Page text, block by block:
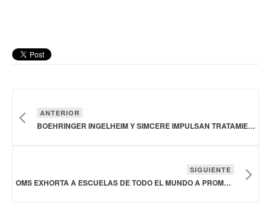
ANTERIOR
BOEHRINGER INGELHEIM Y SIMCERE IMPULSAN TRATAMIENTO CON ANTICUERPOS PARA LA ENFERMEDAD INFLAMATORIA INTESTINAL
SIGUIENTE
OMS EXHORTA A ESCUELAS DE TODO EL MUNDO A PROMOVER UNA ALIMENTACIÓN SALUDABLE ENTRE LA POBLACIÓN INFANTIL